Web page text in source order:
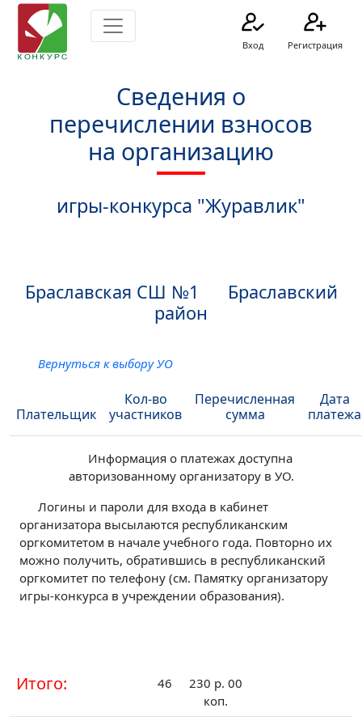
Вход Регистрация
Сведения о
перечислении взносов
на организацию
игры-конкурса "Журавлик"
Браславская СШ №1 Браславский
район
Вернуться к выбору УО
Плательщик
Кол-во
участников
Перечисленная
сумма
Дата
платежа
Информация о платежах доступна
авторизованному организатору в УО.
Логины и пароли для входа в кабинет
организатора высылаются республиканским
оргкомитетом в начале учебного года. Повторно их
можно получить, обратившись в республиканский
оргкомитет по телефону (см. Памятку организатору
игры-конкурса в учреждении образования).
Итого: 46
230 р. 00
коп.